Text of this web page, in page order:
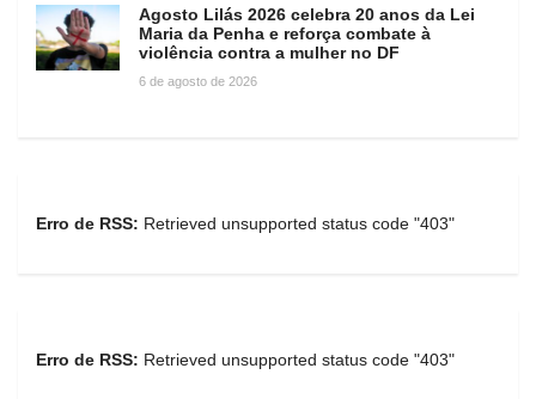
Agosto Lilás 2026 celebra 20 anos da Lei
Maria da Penha e reforça combate à
violência contra a mulher no DF
6 de agosto de 2026
Erro de RSS: Retrieved unsupported status code "403"
Erro de RSS: Retrieved unsupported status code "403"